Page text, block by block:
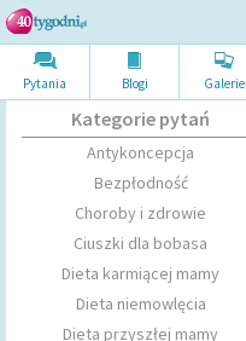
Pytania Blogi Galerie
Kategorie pytań
Antykoncepcja
Bezpłodność
Choroby i zdrowie
Ciuszki dla bobasa
Dieta karmiącej mamy
Dieta niemowlęcia
Dieta przyszłej mamy